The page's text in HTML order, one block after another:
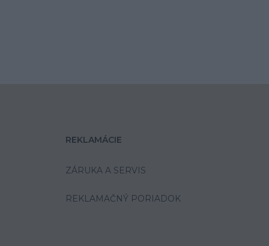
REKLAMÁCIE
ZÁRUKA A SERVIS
REKLAMAČNÝ PORIADOK